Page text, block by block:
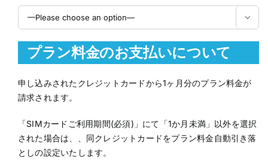

プラン料金のお支払いについて
申し込みされたクレジットカードから1ヶ月分のプラン料金が
請求されます。
「SIMカードご利用期間(必須)」にて「1か月未満」以外を選択
された場合は、、同クレジットカードをプラン料金自動引き落
としの設定いたします。